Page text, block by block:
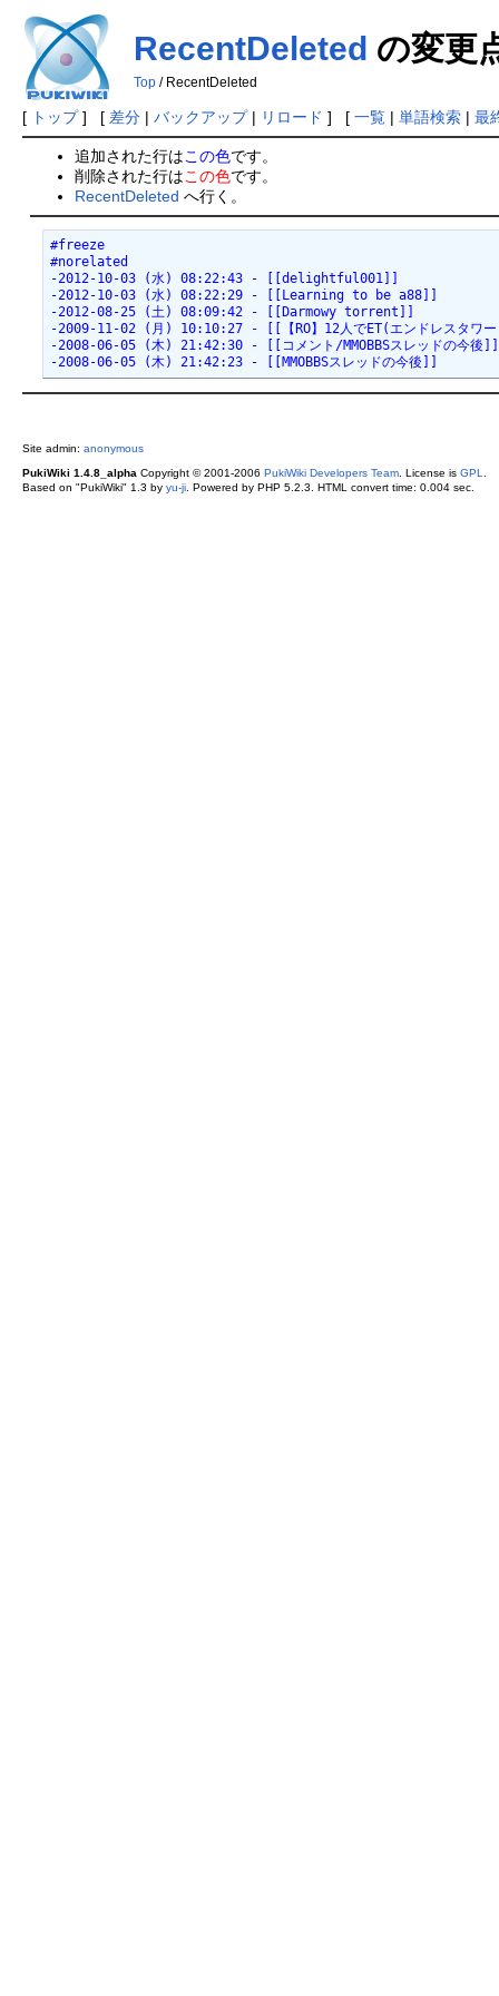
RecentDeleted の変更
Top/ RecentDeleted
[ トップ] [ 差分| バックアップ| リロード ] [ 一覧| 単語検索| 最
追加された行はこの色です。
削除された行はこの色です。
RecentDeleted へ行く。
#freeze
#norelated
-2012-10-03 (水) 08:22:43 - [[delightful001]]
-2012-10-03 (水) 08:22:29 - [[Learning to be a88]]
-2012-08-25 (土) 08:09:42 - [[Darmowy torrent]]
-2009-11-02 (月) 10:10:27 - [[【RO】12人でET(エンドレスタワ
-2008-06-05 (木) 21:42:30 - [[コメント/MMOBBSスレッドの今後]]
-2008-06-05 (木) 21:42:23 - [[MMOBBSスレッドの今後]]
Site admin: anonymous
PukiWiki 1.4.8_alpha Copyright © 2001-2006 PukiWiki Developers Team. License is GPL
Based on "PukiWiki" 1.3 by yu-ji. Powered by PHP 5.2.3. HTML convert time: 0.004 sec.